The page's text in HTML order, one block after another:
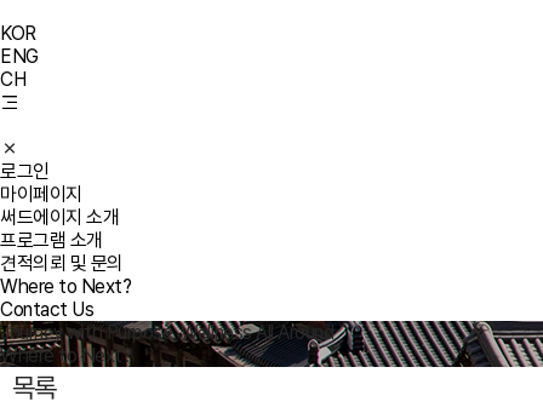
KOR
ENG
CH
로그인
마이페이지
써드에이지 소개
프로그램 소개
견적의뢰 및 문의
Where to Next?
Contact Us
Journey with Purpose, Wellness All Around
Where to Next?
목록